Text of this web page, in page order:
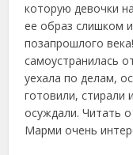
которую девочки
ее образ слишком
позапрошлого
самоустранилась
уехала по делам,
готовили, стирали
осуждали. Читать о
Марми очень